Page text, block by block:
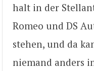
halt in der
Romeo und DS
stehen, und da
niemand anders